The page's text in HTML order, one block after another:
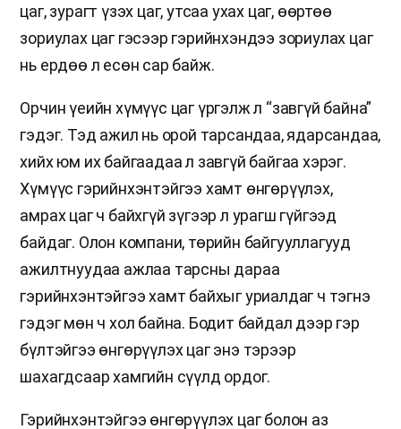
цаг, зурагт үзэх цаг, утсаа ухах цаг, өөртөө
зориулах цаг гэсээр гэрийнхэндээ зориулах цаг
нь ердөө л есөн сар байж.
Орчин үеийн хүмүүс цаг үргэлж л “завгүй байна”
гэдэг. Тэд ажил нь орой тарсандаа, ядарсандаа,
хийх юм их байгаадаа л завгүй байгаа хэрэг.
Хүмүүс гэрийнхэнтэйгээ хамт өнгөрүүлэх,
амрах цаг ч байхгүй зүгээр л урагш гүйгээд
байдаг. Олон компани, төрийн байгууллагууд
ажилтнуудаа ажлаа тарсны дараа
гэрийнхэнтэйгээ хамт байхыг уриалдаг ч тэгнэ
гэдэг мөн ч хол байна. Бодит байдал дээр гэр
бүлтэйгээ өнгөрүүлэх цаг энэ тэрээр
шахагдсаар хамгийн сүүлд ордог.
Гэрийнхэнтэйгээ өнгөрүүлэх цаг болон аз